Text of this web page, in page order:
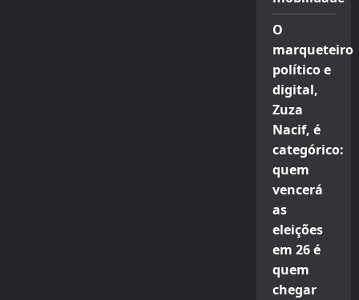
O
marqueteiro
político e
digital,
Zuza
Nacif, é
categórico:
quem
vencerá
as
eleições
em 26 é
quem
chegar